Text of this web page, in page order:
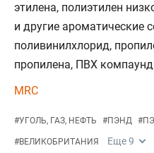
этилена, полиэтилен
и другие ароматические
поливинилхлорид,
пропилена, ПВХ
MRC
#УГОЛЬ, ГАЗ, НЕФТЬ #ПЭНД #
#ВЕЛИКОБРИТАНИЯ Еще9